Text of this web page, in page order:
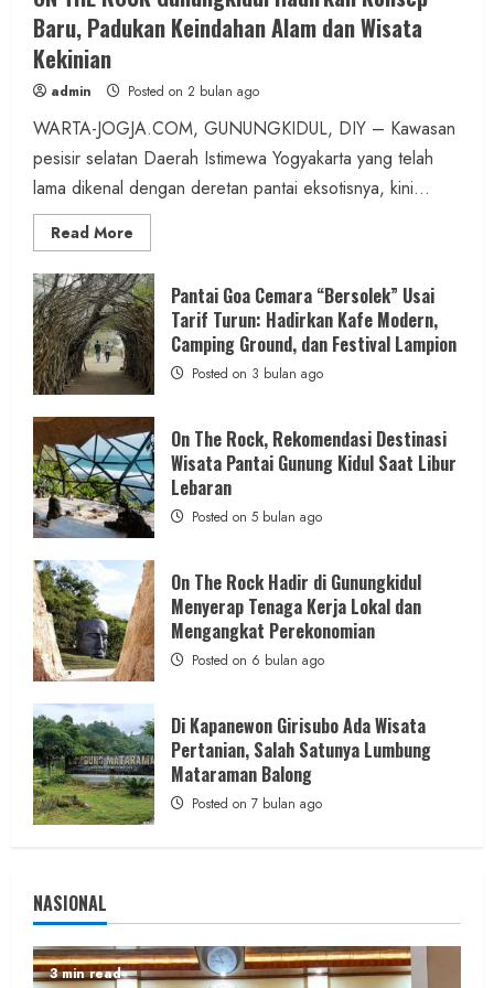
Lewat GEMAH ASRI, KUA Pengasih
Wujudkan Lingkungan Kerja Nyaman dan
Pelayanan Prima
admin Posted on 8 jam ago
Berita Nasional
Mahasiswa KKN Undip Bangun Gerakan
Terpadu Cegah Pernikahan Dini dan
Stunting di Desa Mojo Kendal
admin Posted on 8 jam ago
1 min read
Berita Daerah Berita Peristiwa
Kecelakaan Lalu Lintas Saptosari:
Pengendara Motor Alami Cedera Kepala,
Satu Dirujuk ke Magelang
admin Posted on 10 jam ago
Baru, Padukan Keindahan Alam dan Wisata
Kekinian
admin Posted on 2 bulan ago
WARTA-JOGJA.COM, GUNUNGKIDUL, DIY – Kawasan
pesisir selatan Daerah Istimewa Yogyakarta yang telah
lama dikenal dengan deretan pantai eksotisnya, kini...
Read More
more
ON
THE
ROCK
Gunungkidul
Hadirkan
Konsep
Baru,
Padukan
Keindahan
Alam
dan
Wisata
Kekinian
Pantai Goa Cemara “Bersolek” Usai
Tarif Turun: Hadirkan Kafe Modern,
Camping Ground, dan Festival Lampion
Posted on 3 bulan ago
On The Rock, Rekomendasi Destinasi
Wisata Pantai Gunung Kidul Saat Libur
Lebaran
Posted on 5 bulan ago
On The Rock Hadir di Gunungkidul
Menyerap Tenaga Kerja Lokal dan
Mengangkat Perekonomian
Posted on 6 bulan ago
Di Kapanewon Girisubo Ada Wisata
Pertanian, Salah Satunya Lumbung
Mataraman Balong
Posted on 7 bulan ago
NASIONAL
3 min read